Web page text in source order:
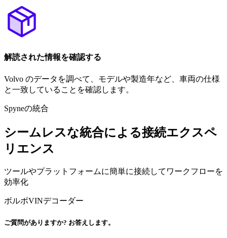
解読された情報を確認する
Volvo のデータを調べて、モデルや製造年など、車両の仕様
と一致していることを確認します。
Spyneの統合
シームレスな統合による接続エクスペ
リエンス
ツールやプラットフォームに簡単に接続してワークフローを
効率化
ボルボVINデコーダー
ご質問がありますか? お答えします。